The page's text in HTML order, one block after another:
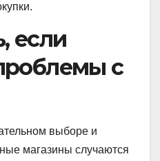
если
с
выборе и
магазины случаются